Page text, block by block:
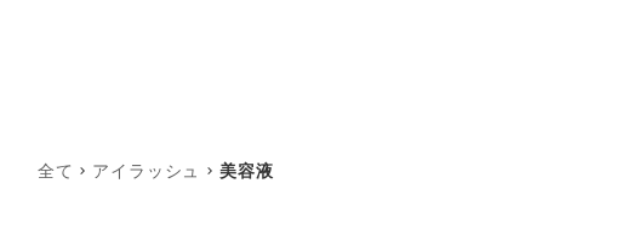
全て アイラッシュ 美容液